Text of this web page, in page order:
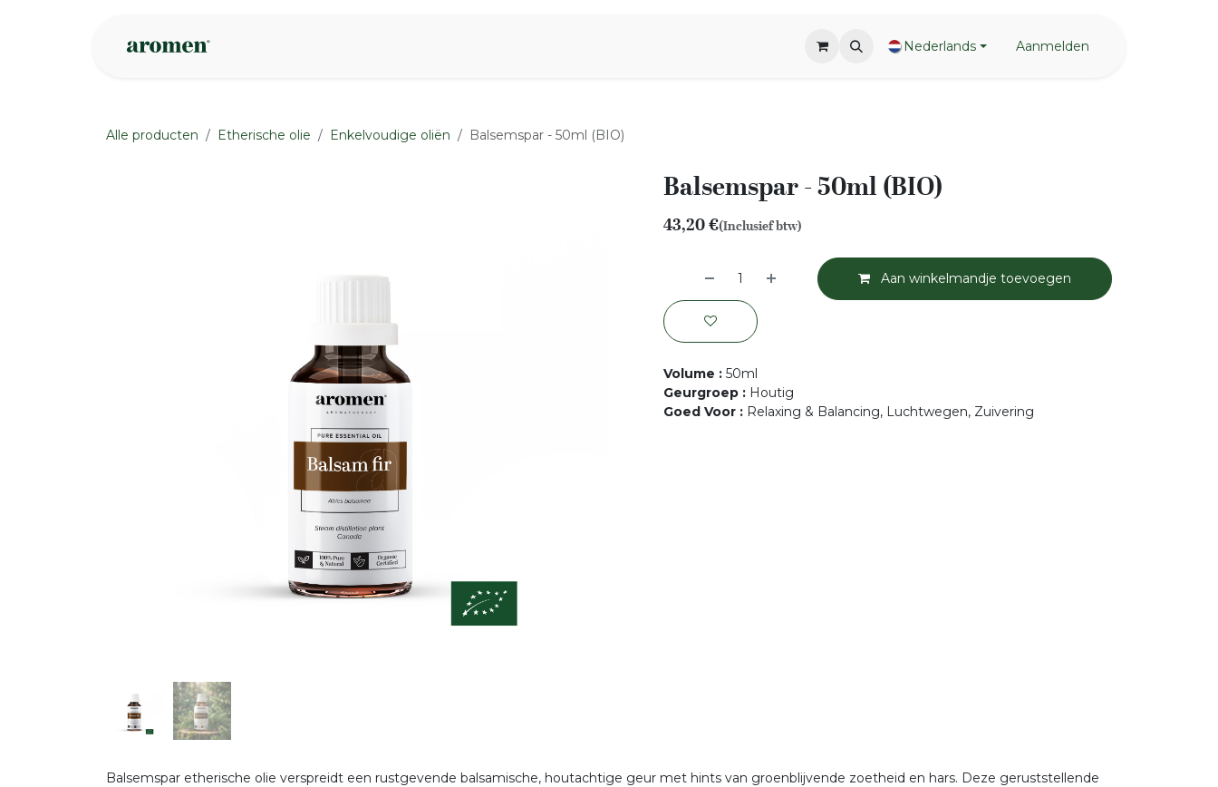
Nederlands Aanmelden
Alle producten Etherische olie Enkelvoudige oliën Balsemspar - 50ml (BIO)
Balsemspar - 50ml (BIO)
43,20€(Inclusief btw)
Aan winkelmandje toevoegen
Volume : 50ml
Geurgroep : Houtig
Goed Voor : Relaxing & Balancing, Luchtwegen, Zuivering
Balsemspar etherische olie verspreidt een rustgevende balsamische, houtachtige geur met hints van groenblijvende zoetheid en hars. Deze geruststellende